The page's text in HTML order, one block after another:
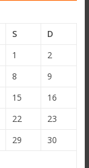
S
D
1
2
8
9
15
16
22
23
29
30